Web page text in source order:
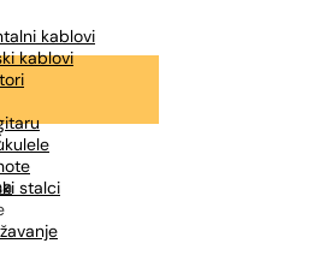
kablovi
kablovi
stalci